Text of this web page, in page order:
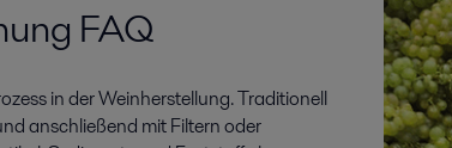
FAQ
in der Weinherstellung. Traditionell
anschließend mit Filtern oder